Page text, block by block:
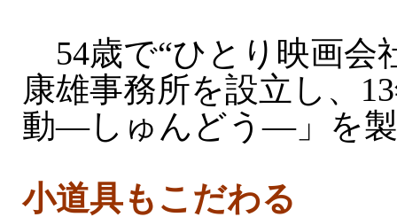
54歳で“ひとり映画会
康雄事務所を設立し、
動—しゅんどう—」を
小道具もこだわる